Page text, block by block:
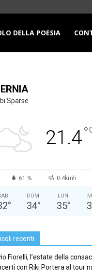
DELLA POESIA
Sparse
21.4°
61 % 0.4kmh
°
DOM
34°
LUN
35°
recenti
Fiorelli, l’estate della
con Riki Portera al tour